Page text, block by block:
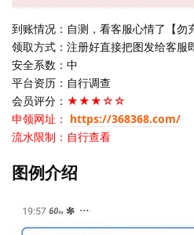
到账情况：自测，看客服心情了【勿
领取方式：注册好直接把图发给客服
安全系数：中
平台资历：自行调查
会员评分： ★★★☆☆
申领网址： https://368368.com/
流水限制：自行查看
图例介绍